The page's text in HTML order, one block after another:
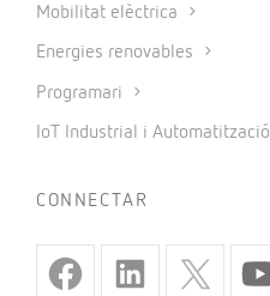
Mobilitat elèctrica
Energies renovables
Programari
IoT Industrial i Automatització
CONNECTAR